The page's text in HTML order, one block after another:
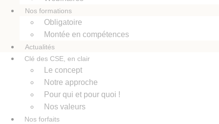
Nos formations
Obligatoire
Montée en compétences
Actualités
Clé des CSE, en clair
Le concept
Notre approche
Pour qui et pour quoi !
Nos valeurs
Nos forfaits